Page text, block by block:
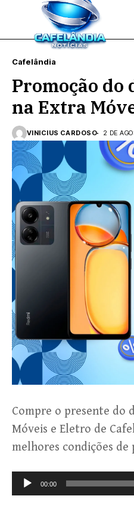
Cafelândia
Promoção do
na Extra
VINICIUS CARDOSO 2 DE
Compre o presente do
Móveis e Eletro de
melhores condições de
Tocador
de
00:00